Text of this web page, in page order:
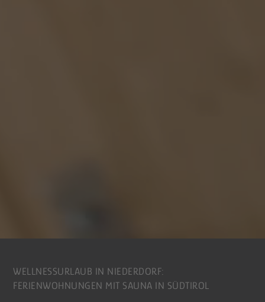
WELLNESSURLAUB IN NIEDERDORF:
FERIENWOHNUNGEN MIT SAUNA IN SÜDTIROL